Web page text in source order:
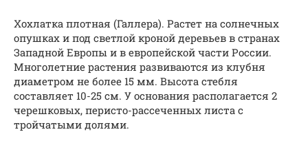
Хохлатка плотная (Галлера). Растет на солнечных
опушках и под светлой кроной деревьев в странах
Западной Европы и в европейской части России.
Многолетние растения развиваются из клубня
диаметром не более 15 мм. Высота стебля
составляет 10-25 см. У основания располагается 2
черешковых, перисто-рассеченных листа с
тройчатыми долями.